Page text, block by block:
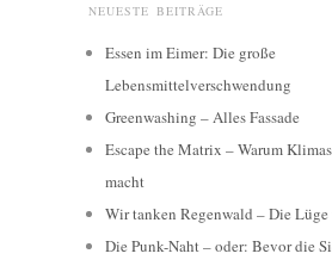
NEUESTE BEITRÄGE
Essen im Eimer: Die große
Lebensmittelverschwendung
Greenwashing – Alles Fassade
Escape the Matrix – Warum
macht
Wir tanken Regenwald – Die
Die Punk-Naht – oder: Bevor die